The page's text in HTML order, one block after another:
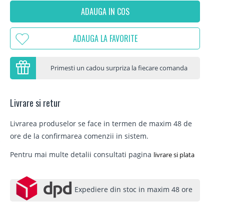
ADAUGA IN COS
ADAUGA LA FAVORITE
Primesti un cadou surpriza la fiecare comanda
Livrare si retur
Livrarea produselor se face in termen de maxim 48 de
ore de la confirmarea comenzii in sistem.
Pentru mai multe detalii consultati pagina livrare si plata
Expediere din stoc in maxim 48 ore